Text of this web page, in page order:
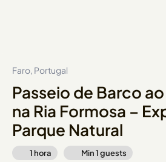
Faro, Portugal
Passeio de Barco
na Ria Formosa –
Parque Natural
1 hora Min1guests